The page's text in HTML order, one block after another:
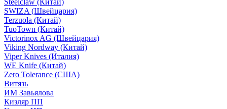
Steelclaw (Китай)
SWIZA (Швейцария)
Terzuola (Китай)
TuoTown (Китай)
Victorinox AG (Швейцария)
Viking Nordway (Китай)
Viper Knives (Италия)
WE Knife (Китай)
Zero Tolerance (США)
Витязь
ИМ Завьялова
Кизляр ПП